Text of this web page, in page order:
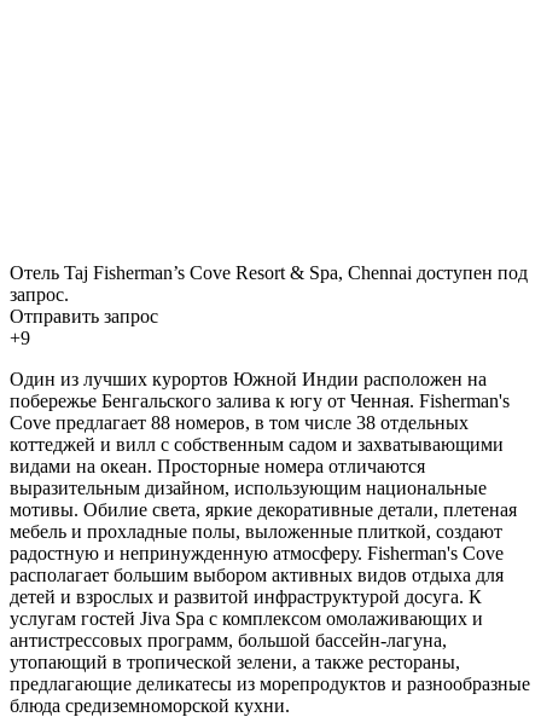
Отель Taj Fisherman’s Cove Resort & Spa, Chennai доступен под
запрос.
Отправить запрос
+9
Один из лучших курортов Южной Индии расположен на
побережье Бенгальского залива к югу от Ченная. Fisherman's
Cove предлагает 88 номеров, в том числе 38 отдельных
коттеджей и вилл с собственным садом и захватывающими
видами на океан. Просторные номера отличаются
выразительным дизайном, использующим национальные
мотивы. Обилие света, яркие декоративные детали, плетеная
мебель и прохладные полы, выложенные плиткой, создают
радостную и непринужденную атмосферу. Fisherman's Cove
располагает большим выбором активных видов отдыха для
детей и взрослых и развитой инфраструктурой досуга. К
услугам гостей Jiva Spa с комплексом омолаживающих и
антистрессовых программ, большой бассейн-лагуна,
утопающий в тропической зелени, а также рестораны,
предлагающие деликатесы из морепродуктов и разнообразные
блюда средиземноморской кухни.